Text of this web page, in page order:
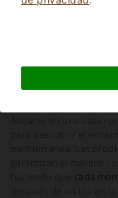
Información y
Alojarse en una casa
para descubrir el
mediterránea. Las
garantizan el máximo
haciendo que cada
después de un día en